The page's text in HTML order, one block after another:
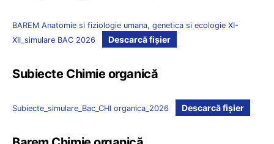
BAREM Anatomie si fiziologie umana, genetica si ecologie XI-
XII_simulare BAC 2026
Descarcă fișier
Subiecte Chimie organică
Subiecte_simulare_Bac_CHI organica_2026 Descarcă fișier